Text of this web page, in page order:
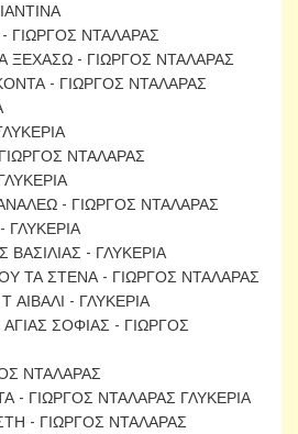
ΓΙΩΡΓΟΣ ΝΤΑΛΑΡΑΣ
ΞΕΧΑΣΩ - ΓΙΩΡΓΟΣ ΝΤΑΛΑΡΑΣ
- ΓΙΩΡΓΟΣ ΝΤΑΛΑΡΑΣ
ΝΤΑΛΑΡΑΣ
- ΓΙΩΡΓΟΣ ΝΤΑΛΑΡΑΣ
ΓΛΥΚΕΡΙΑ
- ΓΛΥΚΕΡΙΑ
ΤΑ ΣΤΕΝΑ - ΓΙΩΡΓΟΣ ΝΤΑΛΑΡΑΣ
ΑΙΒΑΛΙ - ΓΛΥΚΕΡΙΑ
ΣΟΦΙΑΣ - ΓΙΩΡΓΟΣ
ΝΤΑΛΑΡΑΣ
- ΓΙΩΡΓΟΣ ΝΤΑΛΑΡΑΣ ΓΛΥΚΕΡΙΑ
- ΓΙΩΡΓΟΣ ΝΤΑΛΑΡΑΣ